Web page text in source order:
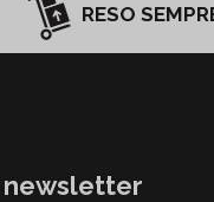
RESO
newsletter